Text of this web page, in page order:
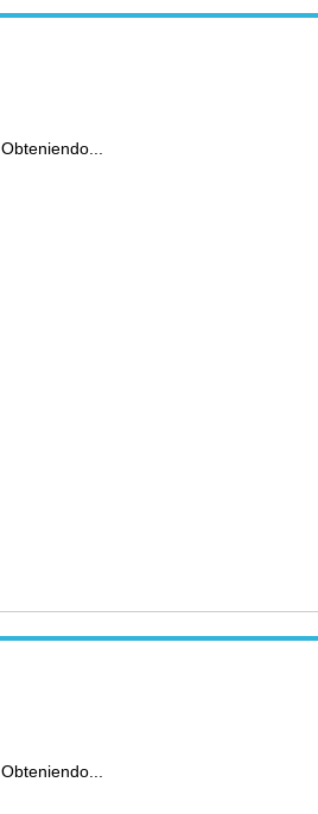
Obteniendo...
Obteniendo...